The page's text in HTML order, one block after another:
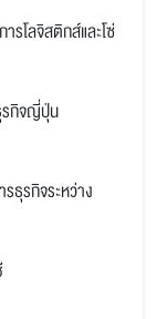
โลจิสติกส์และโซ่
ารธุรกิจญี่ปุ่น
จระหว่าง
ารบัญชี